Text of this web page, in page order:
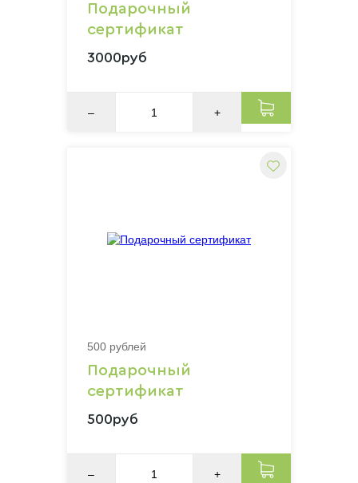
Подарочный
сертификат
3000руб
– +
500 рублей
Подарочный
сертификат
500руб
– +